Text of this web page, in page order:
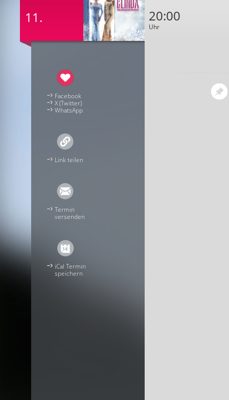
11. 20:00
Uhr
Facebook
X (Twitter)
WhatsApp
Link teilen
Termin
versenden
iCal Termin
speichern